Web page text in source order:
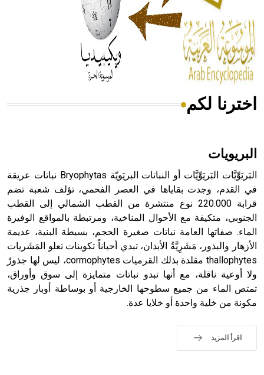
- هل تعلم أن المرجان إفراز حيواني يتكون في البحر ويتركب
من مادة كربونات الكلسيوم، وهو أحمر أو شديد الحمرة وهو
أجود أنواعه، ويمتاز بكبر الحجم ويسمى الش
هل تعلم أن الأبسيد كلمة فرنسية اللفظ تم اعتمادها مصطلحاً
- هل تعلم أن أبجر Abgar اسم معروف جيداً يعود إلى عدد من
الملوك الذين حكموا مدينة إديسا (الرها) من أبجر الأول وحتى
التاسع، وهم ينتسبون إلى أسرة أوسروين
- هل تعلم أن الأبجدية الكنعانية تتألف من /22/ علامة كتابية
sign تكتب منفصلة غير متصلة، وتعتمد المبدأ الأكوروفوني،
اخترنا لكم
البريويات
البَريَوِّيَّات البَريَوِّيَّات أو النباتات البريَويّة Bryophytas نباتات عريقة
في القدم، وجدت بقاياها في العصر الفحمي، تؤلف شعبة تضم
قرابة 220.000 نوع منتشرة من القطب الشمالي إلى القطب
الجنوبي، متكيفة مع الأحوال المناخية، ومرتبطة بالمواقع الوفيرة
الماء. صفاتها العامة نباتات صغيرة الحجم، بسيطة البنية، عديمة
الأزهار والبذور، مَشَرِيَّةُ الأبدان، تبدي أحياناً تكوينات تعلو المَشَريات
thallophytes مقلدة بذلك القرميات cormophytes، ليس لها جذورٌ
ولا أوعية ناقلة، مع أنها تبدو نباتات متمايزة إلى سوق وأوراق،
تمتص الماء من جميع سطوحها الخارجية أو بوساطة أوبار جذرية
مكونة من خلية واحدة أو خلايا عدة.
اقرأ المزيد